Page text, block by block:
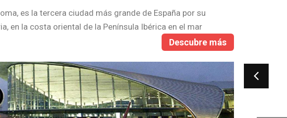
es la tercera ciudad más grande de España por su
en la costa oriental de la Península Ibérica en el mar
Descubre más